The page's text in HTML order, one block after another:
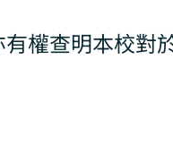
權查明本校對